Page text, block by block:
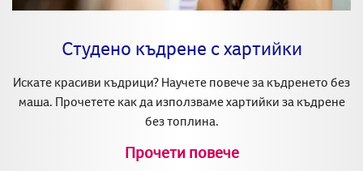
Студено къдрене с хартийки
Искате красиви къдрици? Научете повече за къдренето без
маша. Прочетете как да използваме хартийки за къдрене
без топлина.
Прочети повече